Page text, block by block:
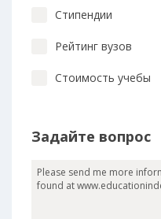
Стипендии
Рейтинг вузов
Стоимость учебы
Задайте вопрос